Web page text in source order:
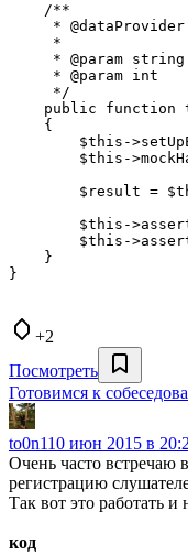
    /**
*
     *
* @param
* @param int
     */
public function
    {
$this-
$this-
$result =
$this-
$this-
    }
+2
Посмотреть
Готовимся к
to0n110 июн 2015 в
Очень часто встречаю
регистрацию
Так вот это работать
код